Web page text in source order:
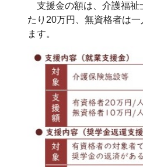
支援金の額は、介護福祉
たり20万円、無資格者は
ます。